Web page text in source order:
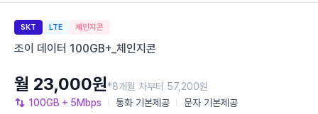
SKT LTE 체인지콘
조이 데이터 100GB+_체인지콘
100GB + 5Mbps 통화 기본제공 문자 기본제공
월 23,000원*8개월 차부터 57,200원